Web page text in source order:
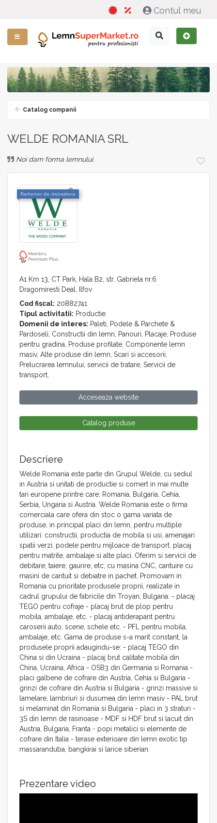
Contul meu
Catalog companii
WELDE ROMANIA SRL
Noi dam forma lemnului.
Partener de incredere
A1 Km 13, CT Park, Hala B2, str. Gabriela nr.6
Dragomiresti Deal, Ilfov
Cod fiscal: 20882741
Tipul activitatii: Productie
Domenii de interes: Paleti, Podele & Parchete &
Pardoseli, Constructii din lemn, Panouri, Placaje, Produse
pentru gradina, Produse profilate, Componente lemn
masiv, Alte produse din lemn, Scari si accesorii,
Prelucrarea lemnului, servicii de tratare, Servicii de
transport,
Acceseaza website
Catalog produse
Descriere
Welde Romania este parte din Grupul Welde, cu sediul
in Austria si unitati de productie si comert in mai multe
tari europene printre care: Romania, Bulgaria, Cehia,
Serbia, Ungaria si Austria. Welde Romania este o firma
comerciala care ofera din stoc o gama variata de
produse, in principal placi din lemn, pentru multiple
utilizari: constructii, productia de mobila si usi, amenajari
spatii verzi, podele pentru mijloace de transport, placaj
pentru matrite, ambalaje si alte placi. Oferim si servicii de
debitare; taiere, gaurire, etc, cu masina CNC, cantuire cu
masini de cantuit si debiatre in pachet. Promovam in
Romania cu prioritate produsele proprii, realizate in
cadrul grupului de fabricile din Troyan, Bulgaria: - placaj
TEGO pentru cofraje - placaj brut de plop pentru
mobila, ambalaje, etc. - placaj antiderapant pentru
caroserii auto, scene, schele etc. - PFL pentru mobila,
ambalaje, etc. Gama de produse s-a marit constant, la
produsele proprii adaugindu-se: - placaj TEGO din
China si din Ucraina - placaj brut calitate mobila din
China, Ucraina, Africa - OSB3 din Germania si Romania -
placi galbene de cofrare din Austria, Cehia si Bulgaria -
grinzi de cofrare din Austria si Bulgaria - grinzi massive si
lamelare, lambriuri si dusumea din lemn masiv - PAL brut
si melaminat din Romania si Bulgaria - placi in 3 straturi -
3S din lemn de rasinoase - MDF si HDF brut si lacuit din
Austria, Bulgaria, Franta - popi metalici si elemente de
cofrare din Italia - terase exterioare din lemn exotic tip
massaranduba, bangkirai si larice siberian.
Prezentare video